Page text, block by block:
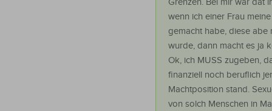
Grenzen. Bei mir war dat
wenn ich einer Frau
gemacht habe, diese abe
wurde, dann macht es ja
Ok, ich MUSS zugeben,
finanziell noch beruflich
Machtposition stand.
von solch Menschen in